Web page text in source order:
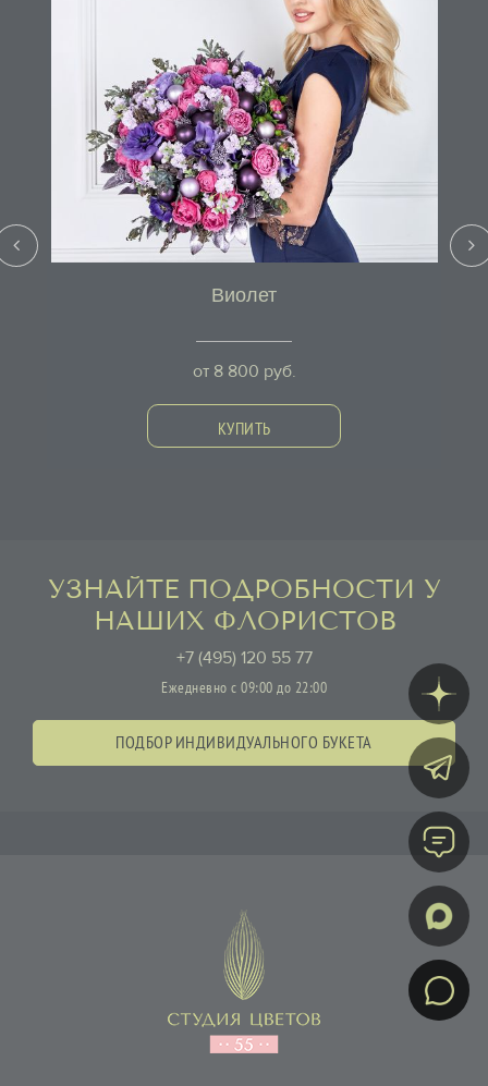
Виолет
от 8 800 руб.
КУПИТЬ
УЗНАЙТЕ ПОДРОБНОСТИ У
НАШИХ ФЛОРИСТОВ
+7 (495) 120 55 77
Ежедневно с 09:00 до 22:00
ПОДБОР ИНДИВИДУАЛЬНОГО БУКЕТА